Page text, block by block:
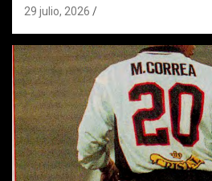
29 julio, 2026